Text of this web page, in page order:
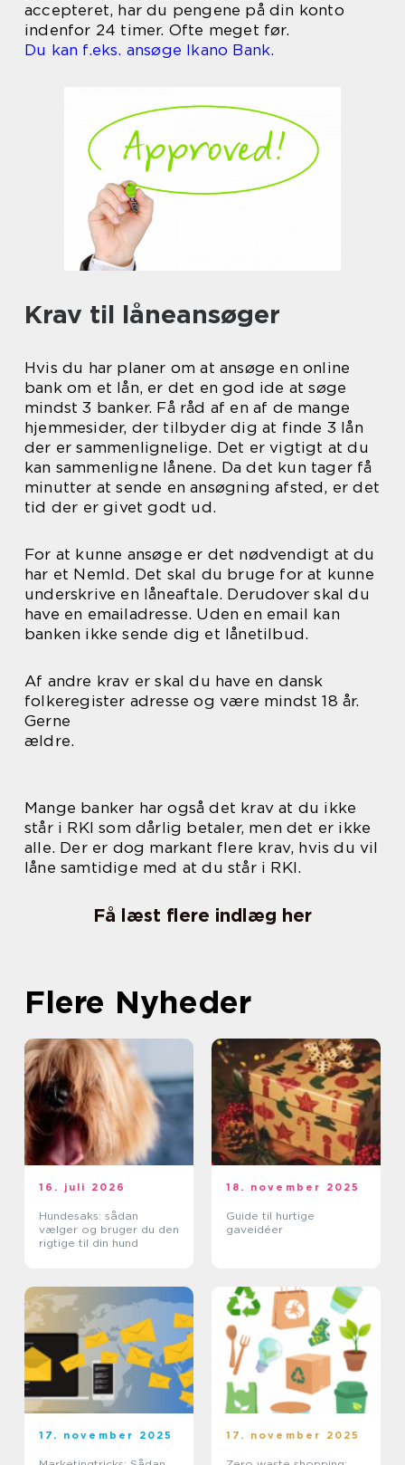
accepteret, har du pengene på din konto
indenfor 24 timer. Ofte meget før.
Du kan f.eks. ansøge Ikano Bank.
Krav til låneansøger
Hvis du har planer om at ansøge en online
bank om et lån, er det en god ide at søge
mindst 3 banker. Få råd af en af de mange
hjemmesider, der tilbyder dig at finde 3 lån
der er sammenlignelige. Det er vigtigt at du
kan sammenligne lånene. Da det kun tager få
minutter at sende en ansøgning afsted, er det
tid der er givet godt ud.
For at kunne ansøge er det nødvendigt at du
har et NemId. Det skal du bruge for at kunne
underskrive en låneaftale. Derudover skal du
have en emailadresse. Uden en email kan
banken ikke sende dig et lånetilbud.
Af andre krav er skal du have en dansk
folkeregister adresse og være mindst 18 år.
Gerne
ældre.
Mange banker har også det krav at du ikke
står i RKI som dårlig betaler, men det er ikke
alle. Der er dog markant flere krav, hvis du vil
låne samtidige med at du står i RKI.
Få læst flere indlæg her
Flere Nyheder
16. juli 2026
Hundesaks: sådan
vælger og bruger du den
rigtige til din hund
18. november 2025
Guide til hurtige
gaveidéer
17. november 2025 17. november 2025